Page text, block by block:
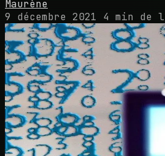
Maurène
9 décembre 2021
4 min de